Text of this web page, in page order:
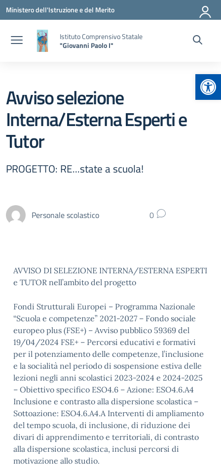
Vai ai contenuti
Vai al menu di navigazione
Vai al footer
Ministero dell'Istruzione e del Merito
Istituto Comprensivo Statale
"Giovanni Paolo I"
Avviso selezione
Interna/Esterna Esperti e
Tutor
PROGETTO: RE...state a scuola!
Personale scolastico 0
AVVISO DI SELEZIONE INTERNA/ESTERNA ESPERTI
e TUTOR nell’ambito del progetto
Fondi Strutturali Europei – Programma Nazionale
“Scuola e competenze” 2021-2027 – Fondo sociale
europeo plus (FSE+) – Avviso pubblico 59369 del
19/04/2024 FSE+ – Percorsi educativi e formativi
per il potenziamento delle competenze, l’inclusione
e la socialità nel periodo di sospensione estiva delle
lezioni negli anni scolastici 2023-2024 e 2024-2025
– Obiettivo specifico ESO4.6 – Azione: ESO4.6.A4
Inclusione e contrasto alla dispersione scolastica –
Sottoazione: ESO4.6.A4.A Interventi di ampliamento
del tempo scuola, di inclusione, di riduzione dei
divari di apprendimento e territoriali, di contrasto
alla dispersione scolastica, inclusi percorsi di
motivazione allo studio.